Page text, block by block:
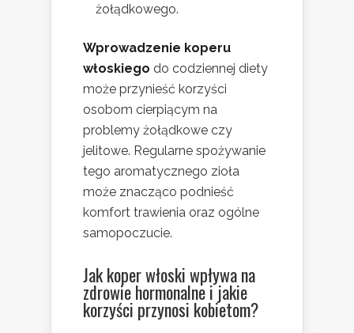
żołądkowego.
Wprowadzenie koperu
włoskiego do codziennej diety
może przynieść korzyści
osobom cierpiącym na
problemy żołądkowe czy
jelitowe. Regularne spożywanie
tego aromatycznego zioła
może znacząco podnieść
komfort trawienia oraz ogólne
samopoczucie.
Jak koper włoski wpływa na
zdrowie hormonalne i jakie
korzyści przynosi kobietom?